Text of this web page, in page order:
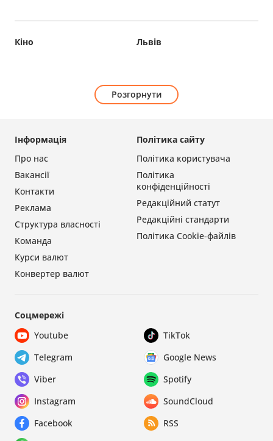
Кіно Львів
Розгорнути
Політика сайту
Політика користувача
Політика
конфіденційності
Редакційний статут
Редакційні стандарти
Політика Cookie-файлів
Інформація
Про нас
Вакансії
Контакти
Реклама
Структура власності
Команда
Курси валют
Конвертер валют
Соцмережі
Youtube
TikTok
Telegram
Google News
Viber
Spotify
Instagram
SoundCloud
Facebook
RSS